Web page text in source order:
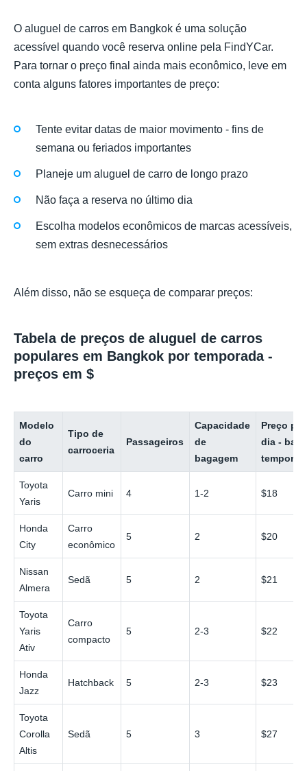
O aluguel de carros em Bangkok é uma solução
acessível quando você reserva online pela FindYCar.
Para tornar o preço final ainda mais econômico, leve em
conta alguns fatores importantes de preço:
Tente evitar datas de maior movimento - fins de
semana ou feriados importantes
Planeje um aluguel de carro de longo prazo
Não faça a reserva no último dia
Escolha modelos econômicos de marcas acessíveis,
sem extras desnecessários
Além disso, não se esqueça de comparar preços:
Tabela de preços de aluguel de carros
populares em Bangkok por temporada -
preços em $
Modelo
do
carro
Tipo de
carroceria
Passageiros
Capacidade
de
bagagem
Preço por
dia -
Toyota
Yaris
Carro mini 4 1-2 $18
Honda
City
Carro
econômico
5 2 $20
Nissan
Almera
Sedã 5 2 $21
Toyota
Yaris
Ativ
Carro
compacto
5 2-3 $22
Honda
Jazz
Hatchback 5 2-3 $23
Toyota
Corolla
Altis
Sedã 5 3 $27